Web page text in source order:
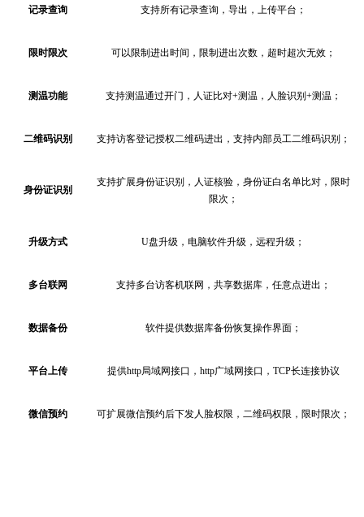
记录查询 支持所有记录查询，导出，上传平台；
限时限次 可以限制进出时间，限制进出次数，超时超次无效；
测温功能 支持测温通过开门，人证比对+测温，人脸识别+测温；
二维码识别 支持访客登记授权二维码进出，支持内部员工二维码识别；
身份证识别
支持扩展身份证识别，人证核验，身份证白名单比对，限时
限次；
升级方式 U盘升级，电脑软件升级，远程升级；
多台联网 支持多台访客机联网，共享数据库，任意点进出；
数据备份 软件提供数据库备份恢复操作界面；
平台上传 提供http局域网接口，http广域网接口，TCP长连接协议
微信预约 可扩展微信预约后下发人脸权限，二维码权限，限时限次；